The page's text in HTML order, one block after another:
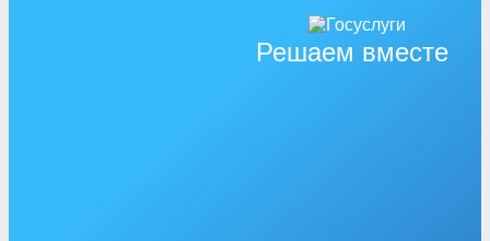
Решаем вместе